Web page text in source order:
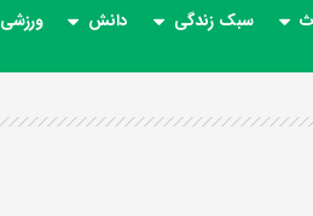
سبک زندگی دانش ورزشی